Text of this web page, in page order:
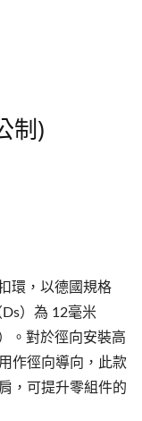
制)
環，以德國規格
）為 12毫米
。對於徑向安裝高
作徑向導向，此款
，可提升零組件的